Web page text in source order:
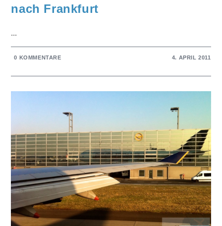
nach Frankfurt
...
0 KOMMENTARE 4. APRIL 2011